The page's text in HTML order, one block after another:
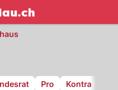
NAU.ch
Pro Kontra